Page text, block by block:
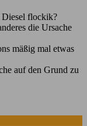
Diesel flockik?
die Ursache
mäßig mal etwas
auf den Grund zu